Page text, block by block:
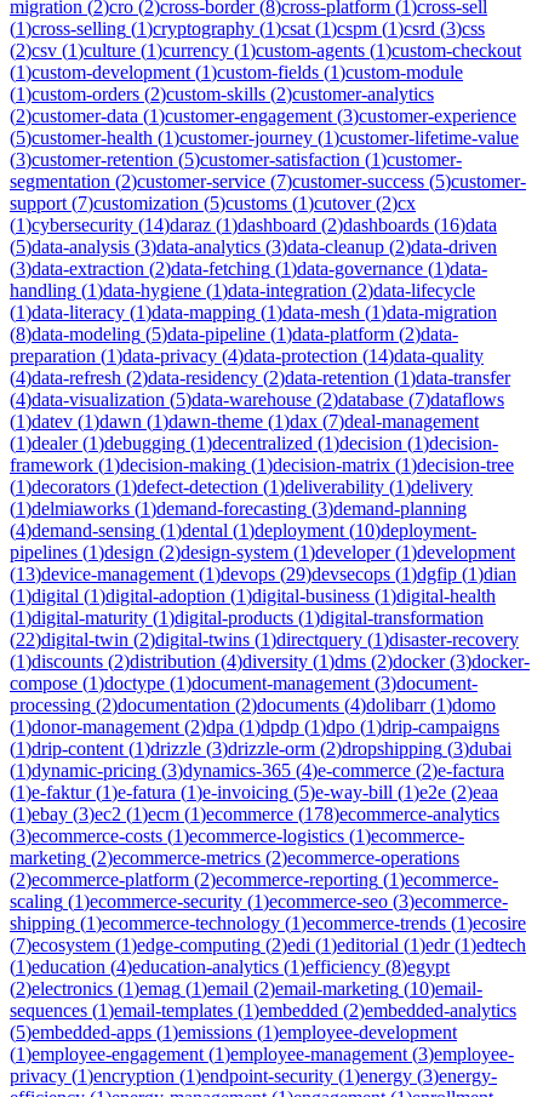
migration (2)cro (2)cross-border(8)cross-platform (1)cross-sell
(1)cross-selling (1)cryptography (1)csat (1)cspm (1)csrd (3)css
(2)csv (1)culture (1)currency (1)custom-agents (1)custom-checkout
(1)custom-development (1)custom-fields (1)custom-module
(1)custom-orders (2)custom-skills (2)customer-analytics
(2)customer-data (1)customer-engagement (3)customer-experience
(5)customer-health (1)customer-journey (1)customer-lifetime-value
(3)customer-retention (5)customer-satisfaction (1)customer-
segmentation (2)customer-service (7)customer-success (5)customer-
support (7)customization (5)customs (1)cutover(2)cx
(1)cybersecurity (14)daraz (1)dashboard (2)dashboards (16)data
(5)data-analysis (3)data-analytics (3)data-cleanup (2)data-driven
(3)data-extraction (2)data-fetching (1)data-governance (1)data-
handling (1)data-hygiene (1)data-integration (2)data-lifecycle
(1)data-literacy (1)data-mapping (1)data-mesh (1)data-migration
(8)data-modeling (5)data-pipeline (1)data-platform (2)data-
preparation (1)data-privacy (4)data-protection (14)data-quality
(4)data-refresh (2)data-residency (2)data-retention (1)data-transfer
(4)data-visualization (5)data-warehouse (2)database (7)dataflows
(1)datev (1)dawn (1)dawn-theme (1)dax (7)deal-management
(1)dealer(1)debugging (1)decentralized (1)decision (1)decision-
framework (1)decision-making (1)decision-matrix (1)decision-tree
(1)decorators (1)defect-detection (1)deliverability (1)delivery
(1)delmiaworks (1)demand-forecasting (3)demand-planning
(4)demand-sensing (1)dental (1)deployment (10)deployment-
pipelines (1)design (2)design-system (1)developer(1)development
(13)device-management (1)devops (29)devsecops (1)dgfip (1)dian
(1)digital (1)digital-adoption (1)digital-business (1)digital-health
(1)digital-maturity (1)digital-products (1)digital-transformation
(22)digital-twin (2)digital-twins (1)directquery (1)disaster-recovery
(1)discounts (2)distribution (4)diversity (1)dms (2)docker(3)docker-
compose (1)doctype (1)document-management (3)document-
processing (2)documentation (2)documents (4)dolibarr(1)domo
(1)donor-management (2)dpa (1)dpdp (1)dpo (1)drip-campaigns
(1)drip-content (1)drizzle (3)drizzle-orm (2)dropshipping (3)dubai
(1)dynamic-pricing (3)dynamics-365 (4)e-commerce (2)e-factura
(1)e-faktur(1)e-fatura (1)e-invoicing (5)e-way-bill (1)e2e (2)eaa
(1)ebay (3)ec2 (1)ecm (1)ecommerce (178)ecommerce-analytics
(3)ecommerce-costs (1)ecommerce-logistics (1)ecommerce-
marketing (2)ecommerce-metrics (2)ecommerce-operations
(2)ecommerce-platform (2)ecommerce-reporting (1)ecommerce-
scaling (1)ecommerce-security (1)ecommerce-seo (3)ecommerce-
shipping (1)ecommerce-technology (1)ecommerce-trends (1)ecosire
(7)ecosystem (1)edge-computing (2)edi (1)editorial (1)edr(1)edtech
(1)education (4)education-analytics (1)efficiency (8)egypt
(2)electronics (1)emag (1)email (2)email-marketing (10)email-
sequences (1)email-templates (1)embedded (2)embedded-analytics
(5)embedded-apps (1)emissions (1)employee-development
(1)employee-engagement (1)employee-management (3)employee-
privacy (1)encryption (1)endpoint-security (1)energy (3)energy-